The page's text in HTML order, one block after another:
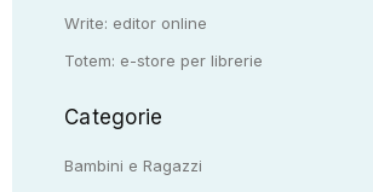
Write: editor online
Totem: e-store per librerie
Categorie
Bambini e Ragazzi